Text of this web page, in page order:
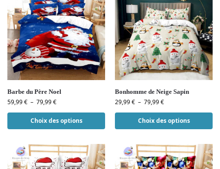
Barbe du Père Noel
59,99€ – 79,99€
Choix des options
Bonhomme de Neige Sapin
29,99€ – 79,99€
Choix des options